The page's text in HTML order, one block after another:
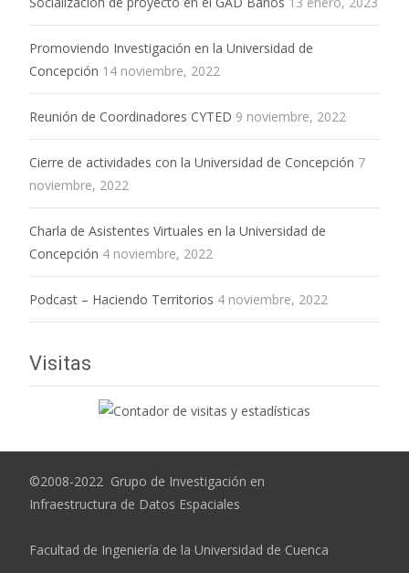
Promoviendo Investigación en la Universidad de
Concepción 14 noviembre, 2022
Reunión de Coordinadores CYTED 9 noviembre, 2022
Cierre de actividades con la Universidad de Concepción 7
noviembre, 2022
Charla de Asistentes Virtuales en la Universidad de
Concepción 4 noviembre, 2022
Podcast – Haciendo Territorios 4 noviembre, 2022
Visitas
©2008-2022 Grupo de Investigación en
Infraestructura de Datos Espaciales
Facultad de Ingeniería de la Universidad de Cuenca